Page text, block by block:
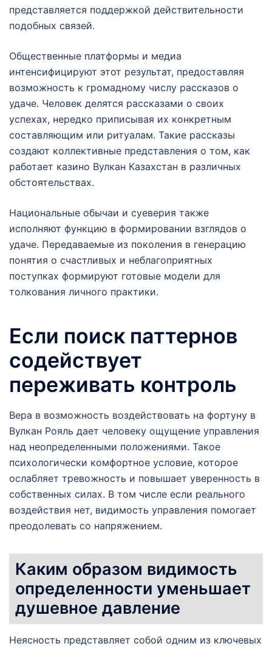
представляется поддержкой действительности
подобных связей.
Общественные платформы и медиа
интенсифицируют этот результат, предоставляя
возможность к громадному числу рассказов о
удаче. Человек делятся рассказами о своих
успехах, нередко приписывая их конкретным
составляющим или ритуалам. Такие рассказы
создают коллективные представления о том, как
работает казино Вулкан Казахстан в различных
обстоятельствах.
Национальные обычаи и суеверия также
исполняют функцию в формировании взглядов о
удаче. Передаваемые из поколения в генерацию
понятия о счастливых и неблагоприятных
поступках формируют готовые модели для
толкования личного практики.
Если поиск паттернов
содействует
переживать контроль
Вера в возможность воздействовать на фортуну в
Вулкан Рояль дает человеку ощущение управления
над неопределенными положениями. Такое
психологически комфортное условие, которое
ослабляет тревожность и повышает уверенность в
собственных силах. В том числе если реального
воздействия нет, видимость управления помогает
преодолевать со напряжением.
Каким образом видимость
определенности уменьшает
душевное давление
Неясность представляет собой одним из ключевых